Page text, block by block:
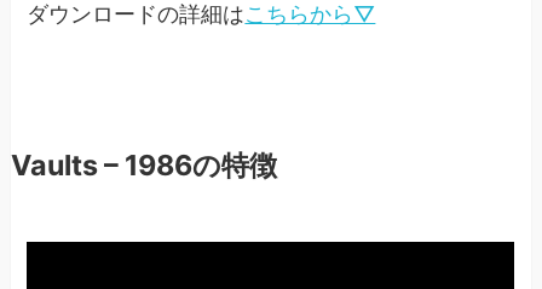
ダウンロードの詳細はこちらから▽
Vaults – 1986の特徴